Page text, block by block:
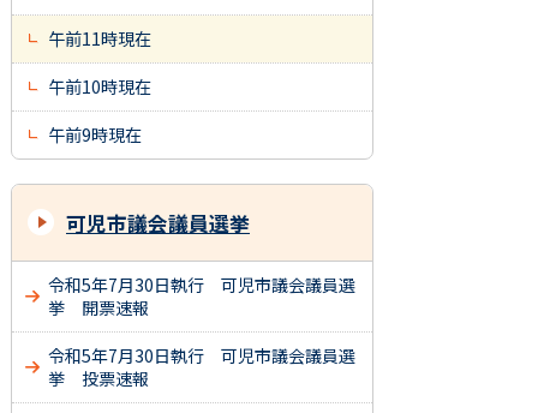
午前11時現在
午前10時現在
午前9時現在
可児市議会議員選挙
令和5年7月30日執行 可児市議会議員選
挙 開票速報
令和5年7月30日執行 可児市議会議員選
挙 投票速報